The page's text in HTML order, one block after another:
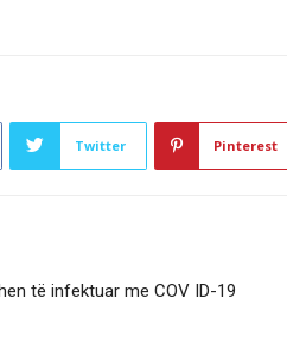
Twitter Pinterest
të infektuar me COV ID-19